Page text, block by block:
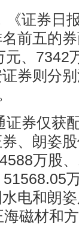
《证券日
前五的
元、7342
券则分
证券仅获
、朗姿
万股
电和朗
磁材和